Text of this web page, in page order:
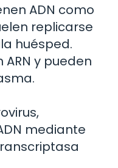
ADN como
replicarse
huésped.
ARN y pueden
mediante